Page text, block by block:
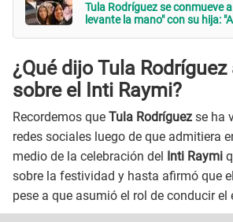
Tula Rodríguez se conmueve
levante la mano" con su hija:
¿Qué dijo Tula
sobre el Inti Raymi?
Recordemos que Tula Rodríguez se ha
redes sociales luego de que admitiera
medio de la celebración del
Inti Raymi
sobre la festividad y hasta afirmó que
pese a que asumió el rol de conducir el